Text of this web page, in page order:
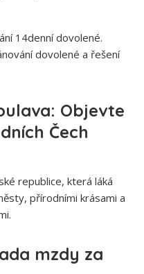
14denní dovolené.
dovolené a řešení
Objevte
Čech
republice, která láká
přírodními krásami a
mzdy za